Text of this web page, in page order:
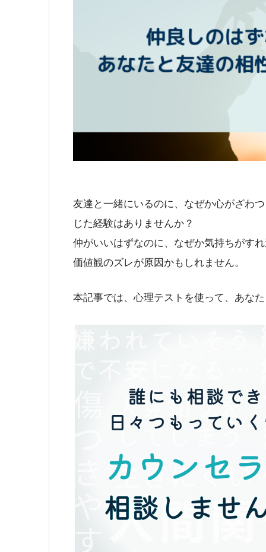
友達と一緒にいるのに、なぜか心がざわ
じた経験はありませんか？
仲がいいはずなのに、なぜか気持ちがす
価値観のズレが原因かもしれません。
本記事では、心理テストを使って、あな